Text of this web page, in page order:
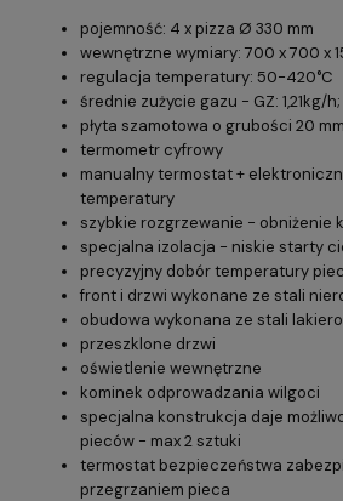
pojemność: 4 x pizza Ø 330 mm
wewnętrzne wymiary: 700 x 700 x
regulacja temperatury: 50-420°C
średnie zużycie gazu - GZ: 1,21kg/
płyta szamotowa o grubości 20 mm
termometr cyfrowy
manualny termostat +
temperatury
szybkie rozgrzewanie - obniżenie
specjalna izolacja - niskie starty
precyzyjny dobór temperatury
front i drzwi wykonane ze stali
obudowa wykonana ze stali
przeszklone drzwi
oświetlenie wewnętrzne
kominek odprowadzania wilgoci
specjalna konstrukcja daje
pieców - max 2 sztuki
termostat bezpieczeństwa
przegrzaniem pieca